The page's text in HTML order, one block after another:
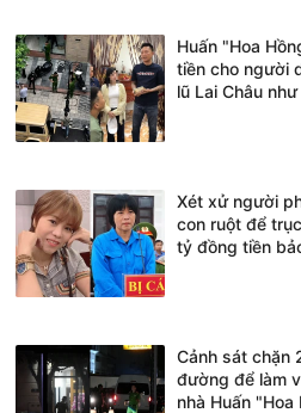
Huấn "Hoa
tiền cho người
lũ Lai Châu
Xét xử người
con ruột để
tỷ đồng tiền
Cảnh sát chặn
đường để làm
nhà Huấn "Hoa